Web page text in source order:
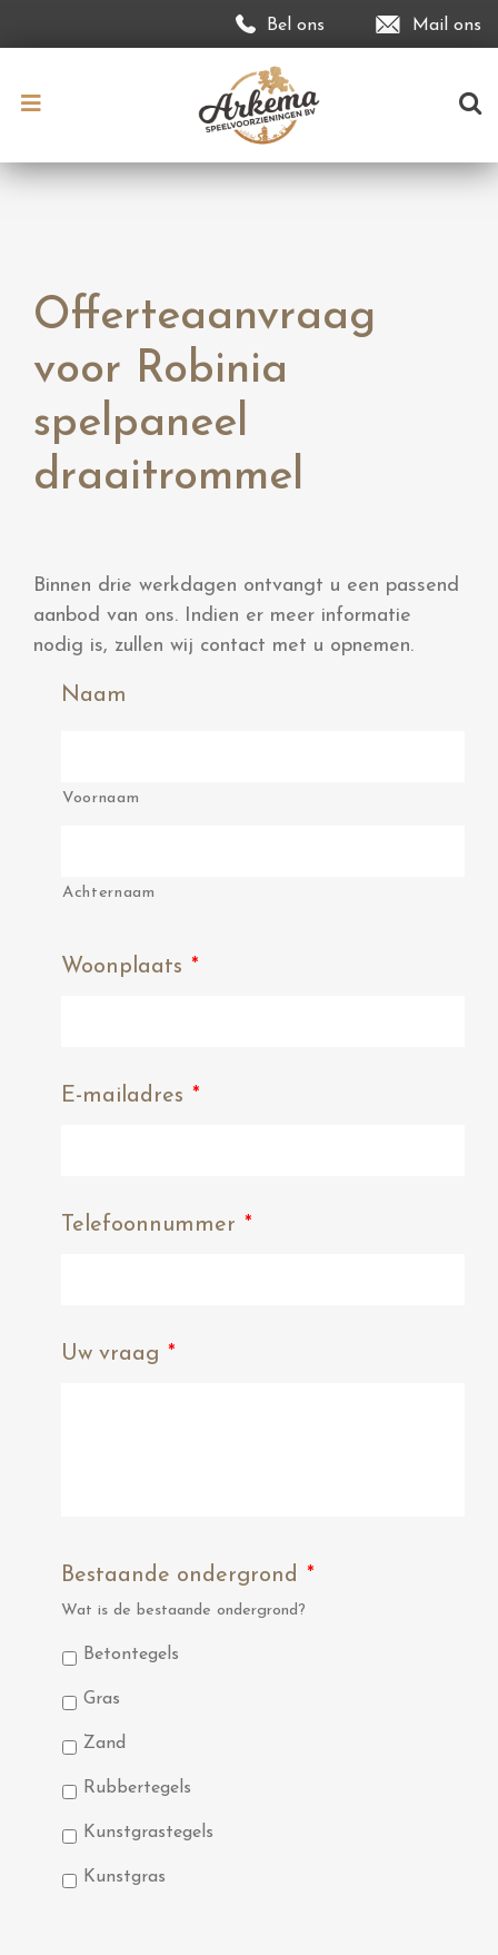
Bel ons Mail ons
Offerteaanvraag
voor Robinia
spelpaneel
draaitrommel
Binnen drie werkdagen ontvangt u een passend
aanbod van ons. Indien er meer informatie
nodig is, zullen wij contact met u opnemen.
Naam
Voornaam
Achternaam
Woonplaats *
E-mailadres *
Telefoonnummer *
Uw vraag *
Bestaande ondergrond *
Wat is de bestaande ondergrond?
Betontegels
Gras
Zand
Rubbertegels
Kunstgrastegels
Kunstgras